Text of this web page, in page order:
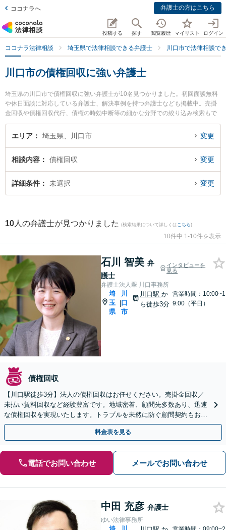
ココナラへ 弁護士の方はこちら
投稿する 探す 閲覧履歴 マイリスト ログイン
ココナラ法律相談 埼玉県で法律相談できる弁護士 川口市で法律相談で
川口市の債権回収に強い弁護士
埼玉県の川口市で債権回収に強い弁護士が10名見つかりました。初回面談無料
や休日面談に対応している弁護士、解決事例を持つ弁護士なども掲載中。売掛
金回収や債権回収代行、債権の時効中断等の細かな分野での絞り込み検索もで
き便利です。特に弁護士法人翠 川口事務所の石川 智美弁護士やゆい法律事務所
の中田 充彦弁護士、飯島努法律事務所の飯島 努弁護士のプロフィール情報や弁
の実績豊富な近くの弁護士を検索したい』『初回相談無料で債権回収を法律相
談できる川口市内の弁護士に相談予約したい』などでお困りの相談者さんにお
すすめです。
エリア 埼玉県、川口市 変更
相談内容 債権回収 変更
詳細条件 未選択 変更
10 人の弁護士が見つかりました (検索結果について詳しくは こちら)
10件中 1-10件を表示
石川 智美 弁
護士
インタビューを
見る
弁護士法人翠 川口事務所
埼
玉
県
|
川
口
市
川口駅 か
ら徒歩3分
営業時間：10:00~1
9:00（平日）
債権回収
【川口駅徒歩3分】法人の債権回収はお任せください。売掛金回収／
未払い賃料回収など経験豊富です。地域密着、顧問先多数あり、迅速
な債権回収を実現いたします。トラブルを未然に防ぐ顧問契約もお受
けします。まずはご相談ください。
料金表を見る
電話でお問い合わせ メールでお問い合わせ
中田 充彦 弁護士
ゆい法律事務所